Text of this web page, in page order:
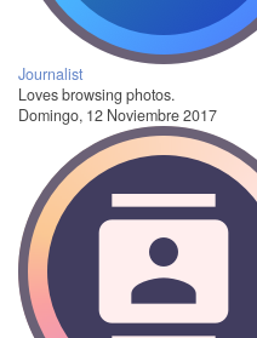
Journalist
Loves browsing photos.
Domingo, 12 Noviembre 2017